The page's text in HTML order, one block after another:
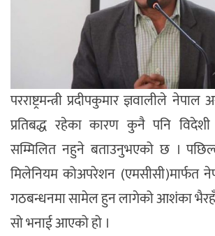
परराष्ट्रमन्त्री प्रदीपकुमार ज्ञवालीले नेपाल
प्रतिबद्ध रहेका कारण कुनै पनि
सम्मिलित नहुने बताउनुभएको छ ।
मिलेनियम कोअपरेशन (एमसीसी)मार्फत
गठबन्धनमा सामेल हुन लागेको आशंका
सो भनाई आएको हो ।